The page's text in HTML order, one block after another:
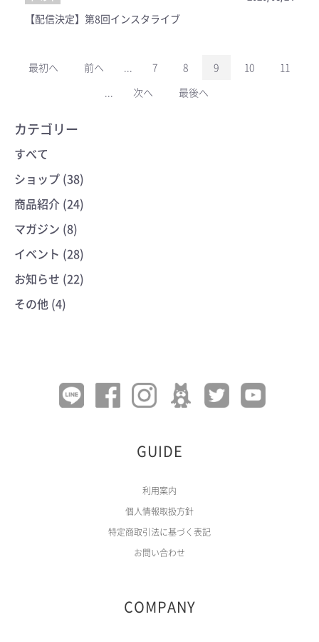
【配信決定】第8回インスタライブ
最初へ 前へ 7 8 9 10
11
次へ 最後へ
カテゴリー
すべて
ショップ (38)
商品紹介 (24)
マガジン (8)
イベント (28)
お知らせ (22)
その他 (4)
GUIDE
利用案内
個人情報取扱方針
特定商取引法に基づく表記
お問い合わせ
COMPANY